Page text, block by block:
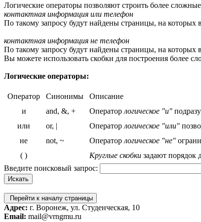
Логические операторы позволяют строить более
контактная информация или телефон
По такому запросу будут найдены страницы, на
контактная информация не телефон
По такому запросу будут найдены страницы, на которых
Вы можете использовать скобки для построения более
Логические операторы:
Оператор Синонимы
Описание
и
and, &, + Оператор логическое "и"
или
or, | Оператор логическое "или"
не
not, ~ Оператор логическое "не"
( )
Круглые скобки задают порядок
Введите поисковый запрос:
Перейти к началу страницы
Адрес: г. Воронеж, ул. Студенческая, 10
Email: mail@vrngmu.ru